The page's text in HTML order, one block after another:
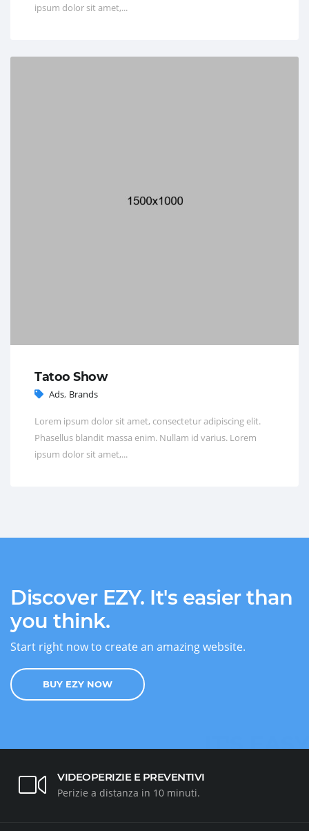
ipsum dolor sit amet,...
Tatoo Show
Ads, Brands
Lorem ipsum dolor sit amet, consectetur adipiscing elit.
Phasellus blandit massa enim. Nullam id varius. Lorem
ipsum dolor sit amet,...
IT'S EASY
Discover EZY. It's easier than
you think.
Start right now to create an amazing website.
BUY EZY NOW
VIDEOPERIZIE E PREVENTIVI
Perizie a distanza in 10 minuti.